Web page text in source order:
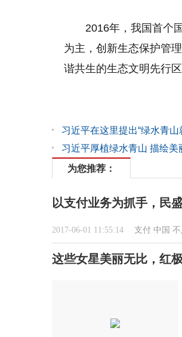
2016年，我国首个
为主，创新生态保护管
谐共生的生态文明先行区
习近平在这里提出“绿水青山
习近平厚植绿水青山 描绘美
为您推荐：
以支付业务为抓手，民
2017-06-01 11:55:14 支付 中国
这些女星美丽无比，红